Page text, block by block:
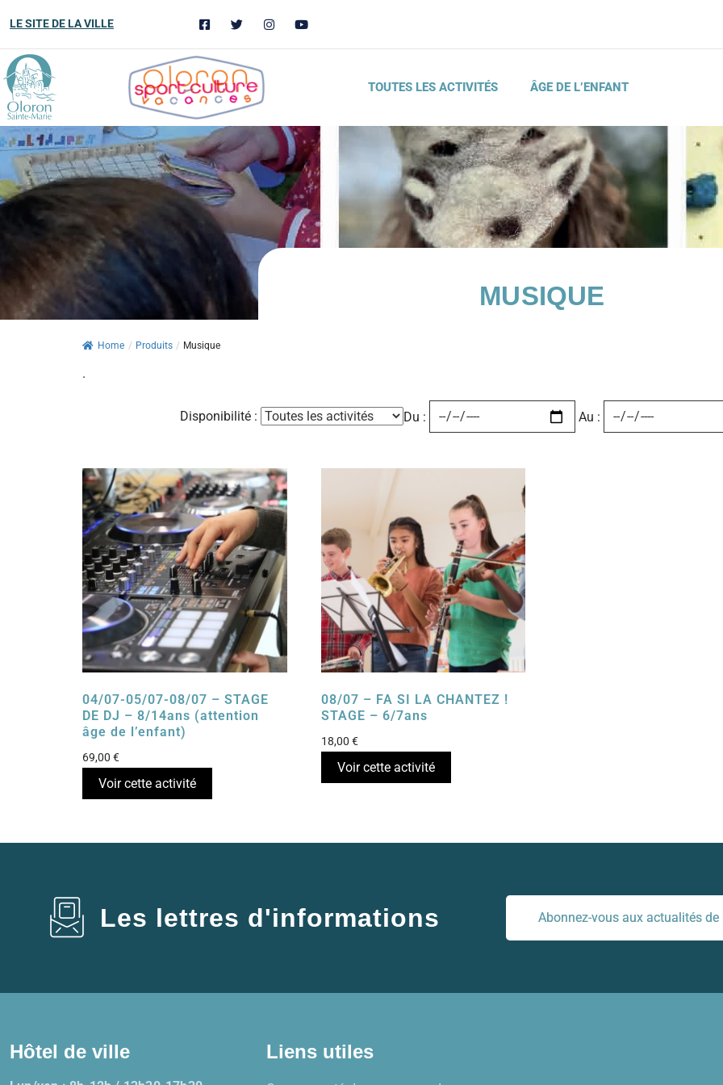
LE SITE DE LA VILLE
TOUTES LES ACTIVITÉS ÂGE DE L’ENFANT
MUSIQUE
Home / Produits / Musique
.
Disponibilité : Du : Au :
04/07-05/07-08/07 – STAGE
DE DJ – 8/14ans (attention
âge de l’enfant)
69,00 €
Voir cette activité
08/07 – FA SI LA CHANTEZ !
STAGE – 6/7ans
18,00 €
Voir cette activité
Les lettres d'informations Abonnez-vous aux actualités de
Hôtel de ville Liens utiles